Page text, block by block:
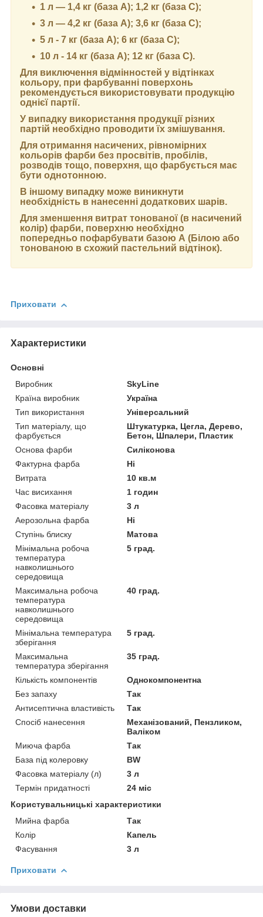
1 л — 1,4 кг (база А); 1,2 кг (база С);
3 л — 4,2 кг (база А); 3,6 кг (база C);
5 л - 7 кг (база А); 6 кг (база С);
10 л - 14 кг (база А); 12 кг (база С).
Для виключення відмінностей у відтінках
кольору, при фарбуванні поверхонь
рекомендується використовувати продукцію
однієї партії.
У випадку використання продукції різних
партій необхідно проводити їх змішування.
Для отримання насичених, рівномірних
кольорів фарби без просвітів, пробілів,
розводів тощо, поверхня, що фарбується має
бути однотонною.
В іншому випадку може виникнути
необхідність в нанесенні додаткових шарів.
Для зменшення витрат тонованої (в насичений
колір) фарби, поверхню необхідно
попередньо пофарбувати базою А (Білою або
тонованою в схожий пастельний відтінок).
Приховати
Характеристики
Основні
Виробник
SkyLine
Країна виробник
Україна
Тип використання
Універсальний
Тип матеріалу, що
фарбується
Штукатурка, Цегла, Дерево,
Бетон, Шпалери, Пластик
Основа фарби
Силіконова
Фактурна фарба
Ні
Витрата
10 кв.м
Час висихання
1 годин
Фасовка матеріалу
3 л
Аерозольна фарба
Ні
Ступінь блиску
Матова
Мінімальна робоча
температура
навколишнього
середовища
5 град.
Максимальна робоча
температура
навколишнього
середовища
40 град.
Мінімальна температура
зберігання
5 град.
Максимальна
температура зберігання
35 град.
Кількість компонентів
Однокомпонентна
Без запаху
Так
Антисептична властивість
Так
Спосіб нанесення
Механізований, Пензликом,
Валіком
Миюча фарба
Так
База під колеровку
BW
Фасовка матеріалу (л)
3 л
Термін придатності
24 міс
Користувальницькі характеристики
Мийна фарба
Так
Колір
Капель
Фасування
3 л
Приховати
Умови доставки